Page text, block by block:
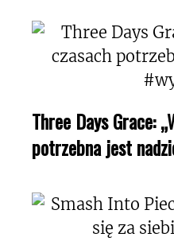
Three Days Grace:
potrzebna jest